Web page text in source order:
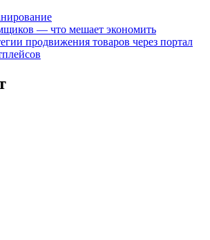
— что мешает экономить
продвижения товаров через портал